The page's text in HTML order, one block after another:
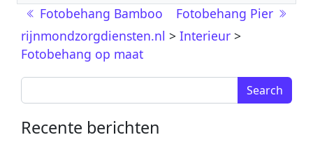
Berichtnavigatie
Fotobehang Bamboo
Fotobehang Pier
rijnmondzorgdiensten.nl > Interieur >
Fotobehang op maat
Search for:
Recente berichten